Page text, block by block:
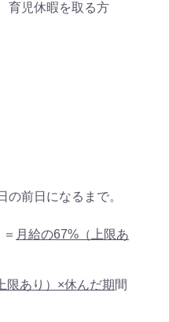
育児休暇を取る方
前日になるまで。
＝ 月給の67%（上限あ
限あり）×休んだ期 間